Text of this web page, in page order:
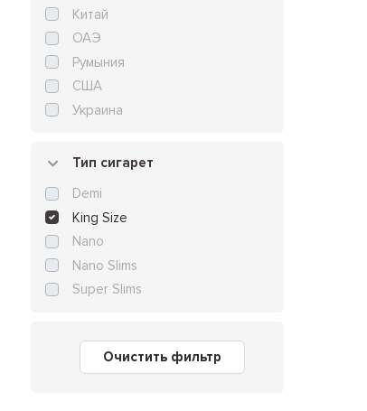
Китай
ОАЭ
Румыния
США
Украина
Тип сигарет
Demi
King Size
Nano
Nano Slims
Super Slims
Очистить фильтр